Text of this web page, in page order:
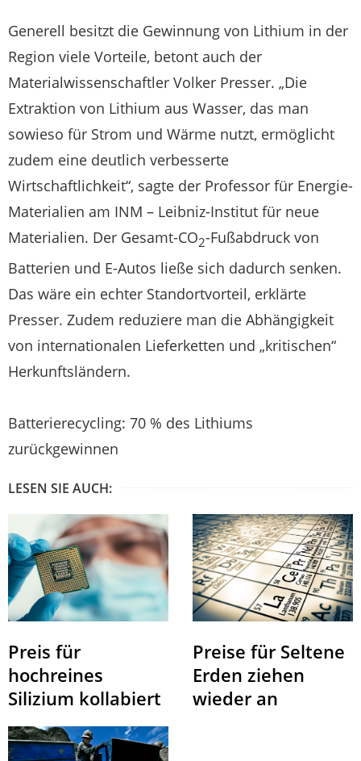
Generell besitzt die Gewinnung von Lithium in der
Region viele Vorteile, betont auch der
Materialwissenschaftler Volker Presser. „Die
Extraktion von Lithium aus Wasser, das man
sowieso für Strom und Wärme nutzt, ermöglicht
zudem eine deutlich verbesserte
Wirtschaftlichkeit“, sagte der Professor für Energie-
Materialien am INM – Leibniz-Institut für neue
Materialien. Der Gesamt-CO2-Fußabdruck von
Batterien und E-Autos ließe sich dadurch senken.
Das wäre ein echter Standortvorteil, erklärte
Presser. Zudem reduziere man die Abhängigkeit
von internationalen Lieferketten und „kritischen“
Herkunftsländern.
Batterierecycling: 70 % des Lithiums
zurückgewinnen
LESEN SIE AUCH:
Preis für
hochreines
Silizium kollabiert
Preise für Seltene
Erden ziehen
wieder an